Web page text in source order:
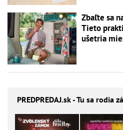
Zbaľte sa
Tieto
ušetria
PREDPREDAJ.sk - Tu sa rodia